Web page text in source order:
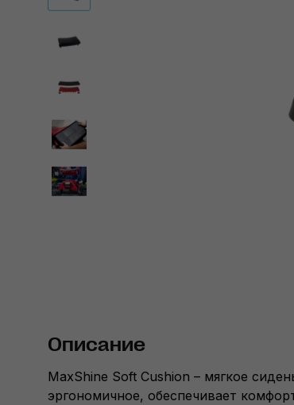
Описание
MaxShine Soft Cushion – мягкое
эргономичное, обеспечивает